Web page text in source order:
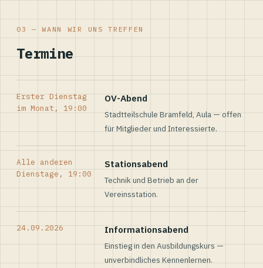
03 — WANN WIR UNS TREFFEN
Termine
Erster Dienstag
im Monat, 19:00
OV-Abend
Stadtteilschule Bramfeld, Aula — offen
für Mitglieder und Interessierte.
Alle anderen
Dienstage, 19:00
Stationsabend
Technik und Betrieb an der
Vereinsstation.
24.09.2026 Informationsabend
Einstieg in den Ausbildungskurs —
unverbindliches Kennenlernen.